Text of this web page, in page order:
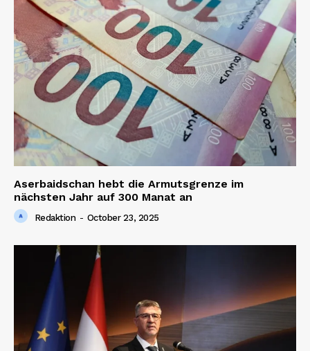
Aserbaidschan hebt die Armutsgrenze im
nächsten Jahr auf 300 Manat an
Redaktion - October 23, 2025